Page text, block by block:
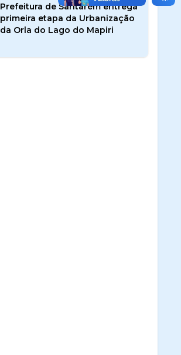
Prefeitura de Santarém entrega
primeira etapa da Urbanização
da Orla do Lago do Mapiri